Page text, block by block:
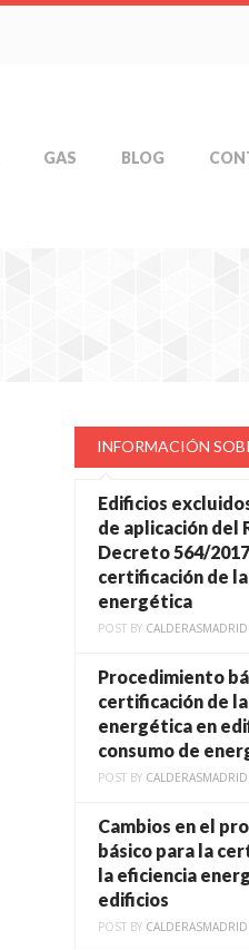
GAS BLOG
INFORMACIÓN
Edificios
de aplicación del
Decreto 564/
certificación de
energética
POST BY CALDERASMADRID
Procedimiento
certificación de
energética en
consumo de
POST BY CALDERASMADRID
Cambios en el
básico para la
la eficiencia
edificios
POST BY CALDERASMADRID